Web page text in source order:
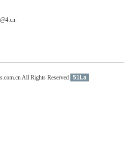
All Rights Reserved 51La